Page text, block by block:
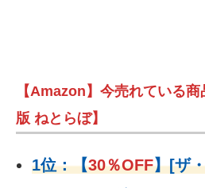
【Amazon】今売れている
版 ねとらぼ】
1位：【30％OFF】[ザ